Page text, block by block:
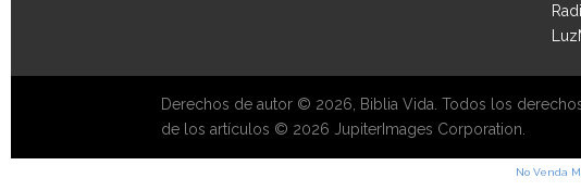
Derechos de autor © 2026, Biblia Vida. Todos los
de los artículos © 2026 JupiterImages Corporation.
No Venda